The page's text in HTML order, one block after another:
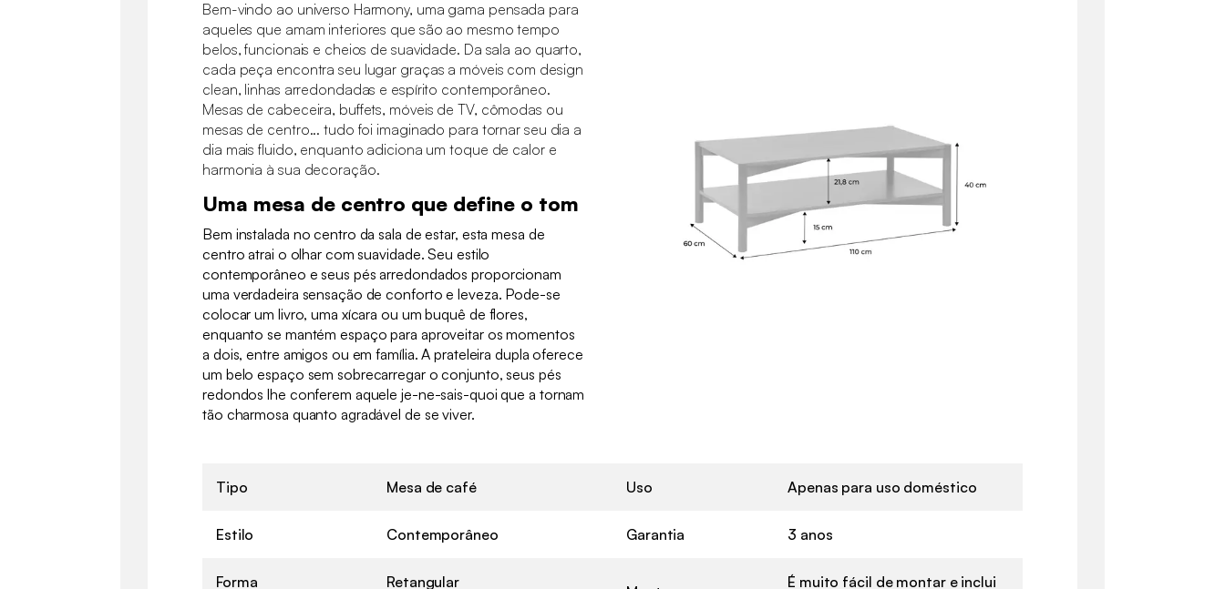
Bem-vindo ao universo Harmony, uma gama pensada para
aqueles que amam interiores que são ao mesmo tempo
belos, funcionais e cheios de suavidade. Da sala ao quarto,
cada peça encontra seu lugar graças a móveis com design
clean, linhas arredondadas e espírito contemporâneo.
Mesas de cabeceira, buffets, móveis de TV, cômodas ou
mesas de centro... tudo foi imaginado para tornar seu dia a
dia mais fluido, enquanto adiciona um toque de calor e
harmonia à sua decoração.
Uma mesa de centro que define o tom
Bem instalada no centro da sala de estar, esta mesa de
centro atrai o olhar com suavidade. Seu estilo
contemporâneo e seus pés arredondados proporcionam
uma verdadeira sensação de conforto e leveza. Pode-se
colocar um livro, uma xícara ou um buquê de flores,
enquanto se mantém espaço para aproveitar os momentos
a dois, entre amigos ou em família. A prateleira dupla oferece
um belo espaço sem sobrecarregar o conjunto, seus pés
redondos lhe conferem aquele je-ne-sais-quoi que a tornam
tão charmosa quanto agradável de se viver.
Tipo Mesa de café
Estilo Contemporâneo
Forma Retangular
Uso Apenas para uso doméstico
Garantia 3 anos
É muito fácil de montar e inclui